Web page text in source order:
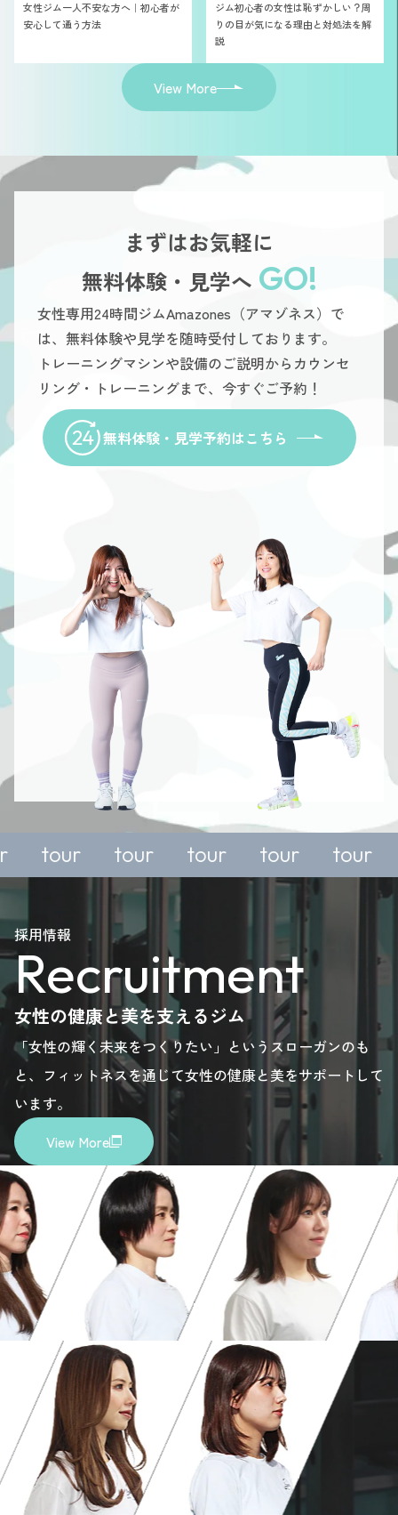
女性ジム一人不安な方へ｜初心者が
安心して通う方法
ジム初心者の女性は恥ずかしい？周
りの目が気になる理由と対処法を解
説
View More
まずはお気軽に
無料体験・見学へ GO!
女性専用24時間ジムAmazones（アマゾネス）で
は、無料体験や見学を随時受付しております。
トレーニングマシンや設備のご説明からカウンセ
リング・トレーニングまで、今すぐご予約！
無料体験・見学予約はこちら
tour
enquiry,
please
here.
For a
free
trial or
tour
enquiry,
please
here.
trial or
tour
enquiry,
please
here.
For a
free
trial or
tour
enquiry,
please
here.
採用情報
Recruitment
女性の健康と美を支えるジム
「女性の輝く未来をつくりたい」というスローガンのも
と、フィットネスを通じて女性の健康と美をサポートして
います。
View More